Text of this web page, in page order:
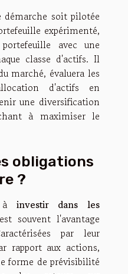
démarche soit pilotée
expérimenté,
avec une
classe d'actifs. Il
marché, évaluera les
d'actifs en
une diversification
à maximiser le
obligations
?
à investir dans les
souvent l'avantage
par leur
rapport aux actions,
forme de prévisibilité